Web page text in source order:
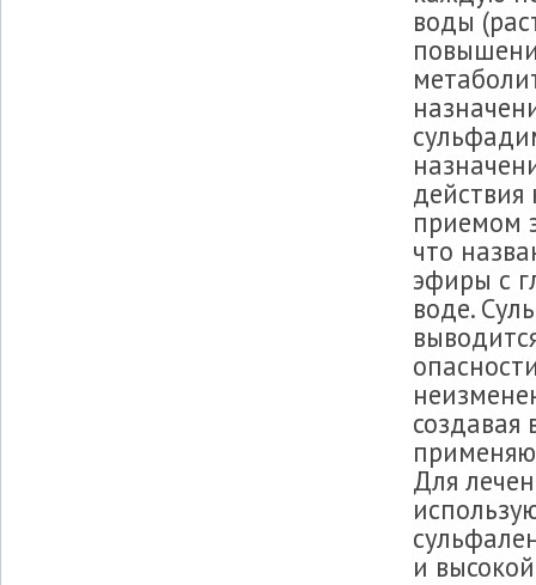
воды
действия
приемом
что
эфиры с
воде.
создавая
Для
и